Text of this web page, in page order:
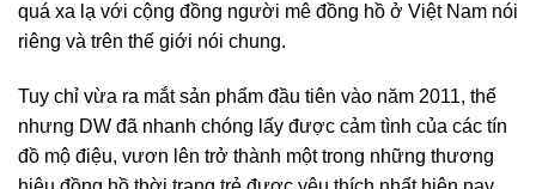
quá xa lạ với cộng đồng người mê đồng hồ ở Việt Nam nói
riêng và trên thế giới nói chung.
Tuy chỉ vừa ra mắt sản phẩm đầu tiên vào năm 2011, thế
nhưng DW đã nhanh chóng lấy được cảm tình của các tín
đồ mộ điệu, vươn lên trở thành một trong những thương